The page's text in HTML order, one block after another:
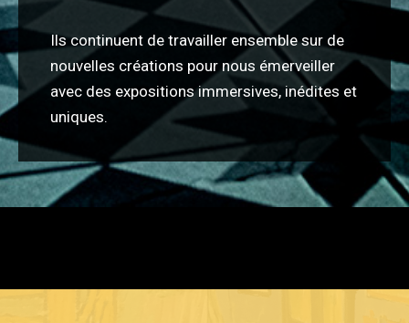
Ils continuent de travailler ensemble sur de
nouvelles créations pour nous émerveiller
avec des expositions immersives, inédites et
uniques.